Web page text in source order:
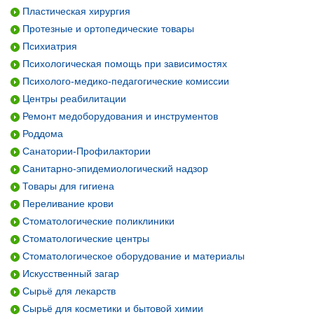
Пластическая хирургия
Протезные и ортопедические товары
Психиатрия
Психологическая помощь при зависимостях
Психолого-медико-педагогические комиссии
Центры реабилитации
Ремонт медоборудования и инструментов
Роддома
Санатории-Профилактории
Санитарно-эпидемиологический надзор
Товары для гигиена
Переливание крови
Стоматологические поликлиники
Стоматологические центры
Стоматологическое оборудование и материалы
Искусственный загар
Сырьё для лекарств
Сырьё для косметики и бытовой химии